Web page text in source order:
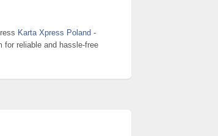
Karta Xpress Poland -
for reliable and hassle-free